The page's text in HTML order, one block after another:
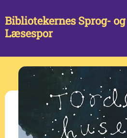
Bibliotekernes Sprog- og
Læsespor